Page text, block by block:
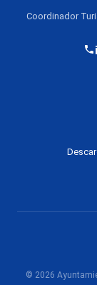
Coordinador
© 2026